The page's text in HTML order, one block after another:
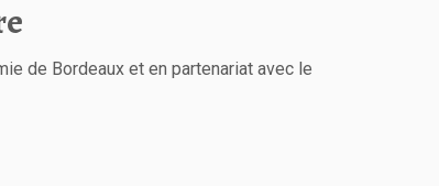
de Bordeaux et en partenariat avec le